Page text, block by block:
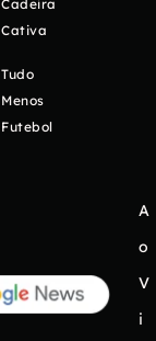
Cadeira
Cativa
Tudo
Menos
Futebol
A
o
V
i